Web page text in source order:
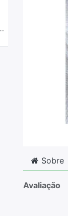
- Pós Vendas
Sobre
Avaliação